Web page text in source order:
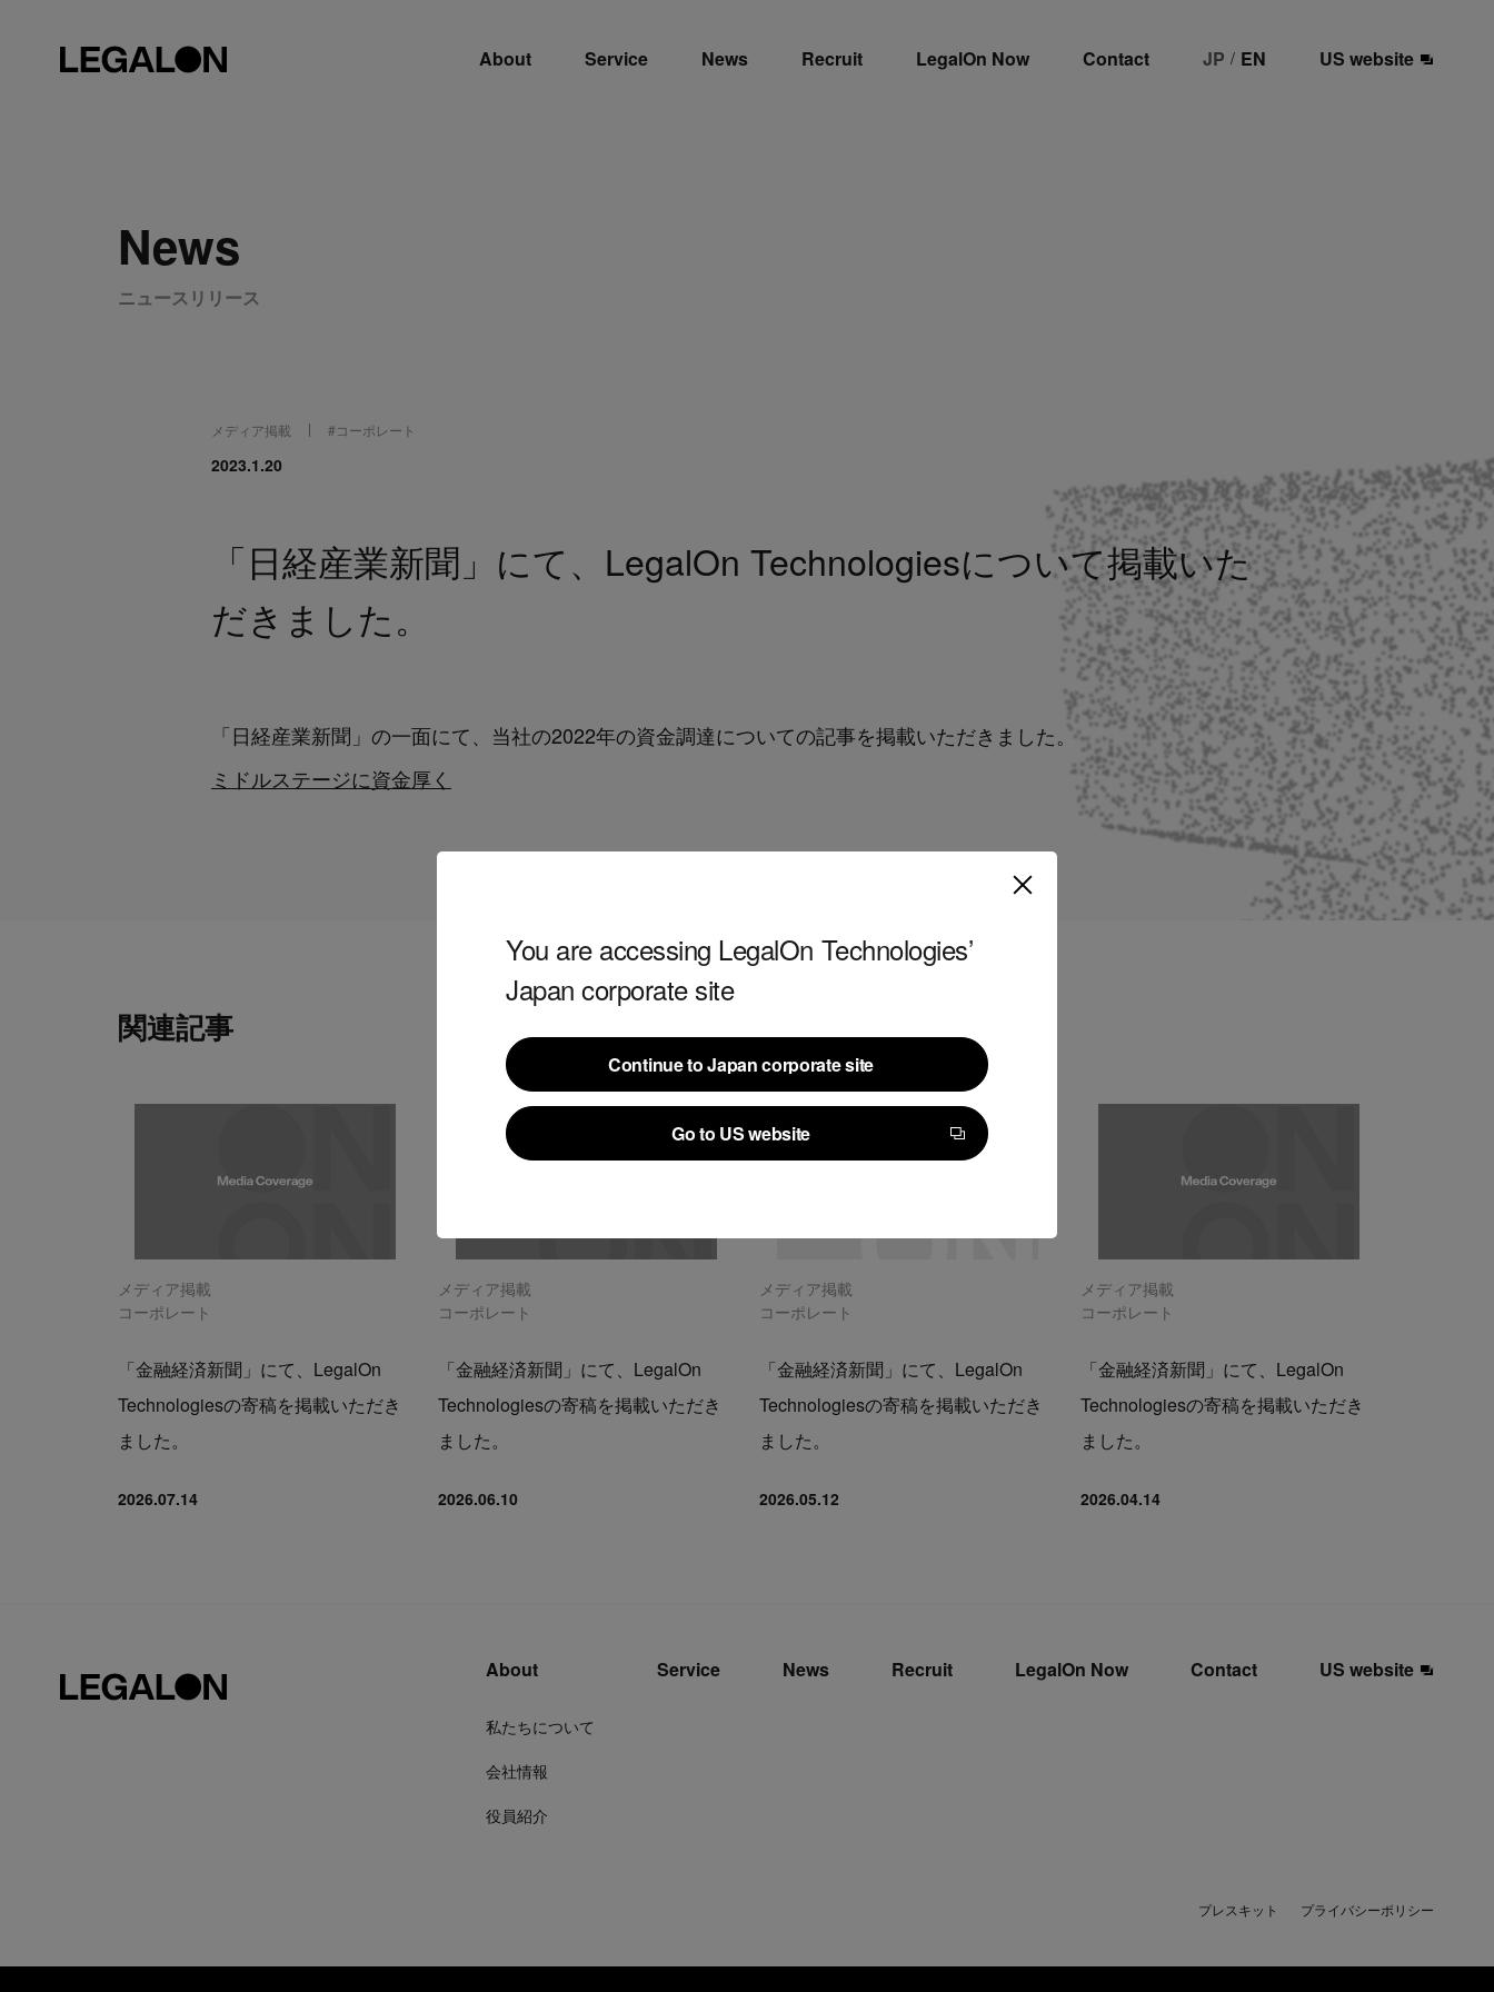
About Service News Recruit LegalOn Now Contact JP / EN US website
You are accessing LegalOn Technologies’
Japan corporate site
Continue to Japan corporate site
Continue to Japan corporate site
Go to US website
Go to US website
News
ニュースリリース
メディア掲載 #コーポレート
2023.1.20
「日経産業新聞」にて、LegalOn Technologiesについて掲載いた
だきました。
「日経産業新聞」の一面にて、当社の2022年の資金調達についての記事を掲載いただきました。
ミドルステージに資金厚く
関連記事
メディア掲載
コーポレート
「金融経済新聞」にて、LegalOn
Technologiesの寄稿を掲載いただき
ました。
2026.07.14
メディア掲載
コーポレート
「金融経済新聞」にて、LegalOn
Technologiesの寄稿を掲載いただき
ました。
2026.06.10
メディア掲載
コーポレート
「金融経済新聞」にて、LegalOn
Technologiesの寄稿を掲載いただき
ました。
2026.05.12
メディア掲載
コーポレート
「金融経済新聞」にて、LegalOn
Technologiesの寄稿を掲載いただき
ました。
2026.04.14
About
私たちについて
会社情報
役員紹介
Service News Recruit LegalOn Now Contact US website
プレスキット プライバシーポリシー